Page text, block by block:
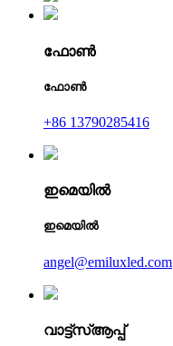
ഫോൺ
ഫോൺ
+86 13790285416
ഇമെയിൽ
ഇമെയിൽ
angel@emiluxled.com
വാട്ട്‌സ്ആപ്പ്